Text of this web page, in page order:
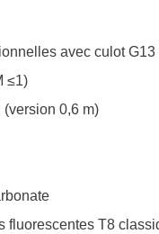
avec culot
≤1)
0,6 m)
fluorescentes T8